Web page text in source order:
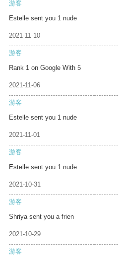
游客
Estelle sent you 1 nude
2021-11-10
游客
Rank 1 on Google With 5
2021-11-06
游客
Estelle sent you 1 nude
2021-11-01
游客
Estelle sent you 1 nude
2021-10-31
游客
Shriya sent you a frien
2021-10-29
游客